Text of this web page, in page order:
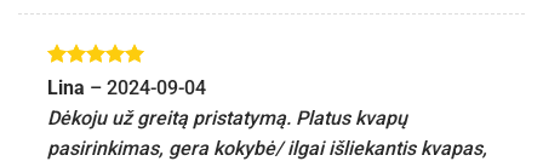
Įvertinimas:
Lina – 2024-09-04
Dėkoju už greitą pristatymą. Platus kvapų
pasirinkimas, gera kokybė/ ilgai išliekantis kvapas,